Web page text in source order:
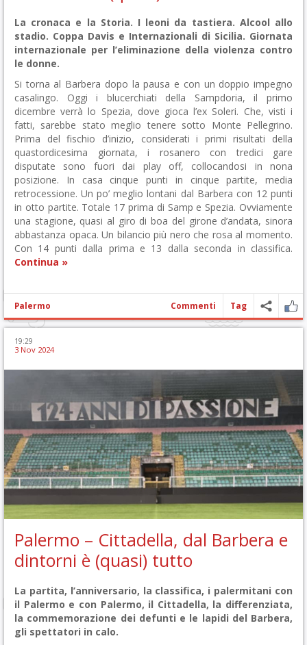
La cronaca e la Storia. I leoni da tastiera. Alcool allo
stadio. Coppa Davis e Internazionali di Sicilia. Giornata
internazionale per l’eliminazione della violenza contro
le donne.
Si torna al Barbera dopo la pausa e con un doppio impegno
casalingo. Oggi i blucerchiati della Sampdoria, il primo
dicembre verrà lo Spezia, dove gioca l’ex Soleri. Che, visti i
fatti, sarebbe stato meglio tenere sotto Monte Pellegrino.
Prima del fischio d’inizio, considerati i primi risultati della
quastordicesima giornata, i rosanero con tredici gare
disputate sono fuori dai play off, collocandosi in nona
posizione. In casa cinque punti in cinque partite, media
retrocessione. Un po’ meglio lontani dal Barbera con 12 punti
in otto partite. Totale 17 prima di Samp e Spezia. Ovviamente
una stagione, quasi al giro di boa del girone d’andata, sinora
abbastanza opaca. Un bilancio più nero che rosa al momento.
Con 14 punti dalla prima e 13 dalla seconda in classifica.
Continua »
Palermo Commenti Tag
19:29
3 Nov 2024
Palermo – Cittadella, dal Barbera e
dintorni è (quasi) tutto
La partita, l’anniversario, la classifica, i palermitani con
il Palermo e con Palermo, il Cittadella, la differenziata,
la commemorazione dei defunti e le lapidi del Barbera,
gli spettatori in calo.